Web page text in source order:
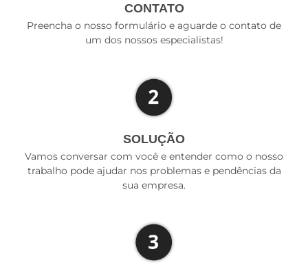
CONTATO
Preencha o nosso formulário e aguarde o contato de
um dos nossos especialistas!
SOLUÇÃO
Vamos conversar com você e entender como o nosso
trabalho pode ajudar nos problemas e pendências da
sua empresa.